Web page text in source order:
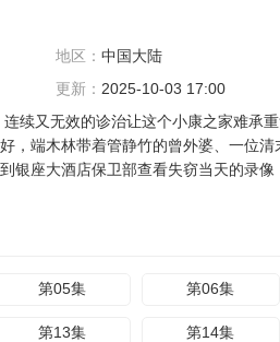
地区： 中国大陆
更新： 2025-10-03 17:00
续又无效的诊治让这个小康之家难承
，端木林带着管静竹的曾外婆、一位清
银座大酒店保卫部查看失窃当天的录像
第05集 第06集
第13集 第14集